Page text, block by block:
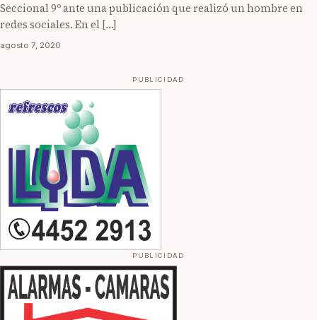
Seccional 9º ante una publicación que realizó un hombre en
redes sociales. En el […]
agosto 7, 2020